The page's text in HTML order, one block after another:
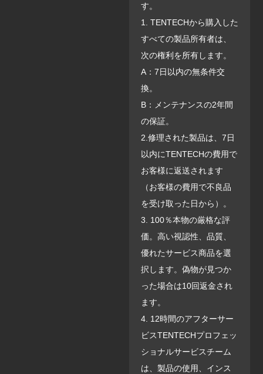
す。
1. TENTECHから購入した
すべての製品所有者は、
次の権利を所有します。
A：7日以内の無条件交
換。
B：メンテナンスの2年間
の保証。
2.修理された製品は、7日
以内にTENTECHの費用で
お客様に返送されます
（お客様の費用で不良品
を受け取った日から）。
3. 100％本物の厳格な評
価。高い視認性、品質、
優れたサービス商品を選
択します。偽物が見つか
った場合は10回返金され
ます。
4. 12時間のアフターサー
ビスTENTECHプロフェッ
ショナルサービスチーム
は、製品の使用、インス